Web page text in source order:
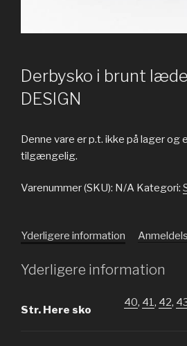
Derbysko i brunt
DESIGN
Denne vare er p.t. ikke på lager og
tilgængelig.
Varenummer (SKU): N/A Kategori:
Yderligere information
Yderligere information
Str. Here sko
40, 41 , 42,